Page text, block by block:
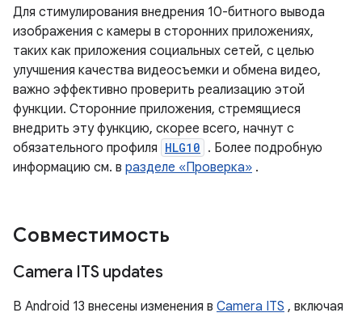
Для стимулирования внедрения 10-битного вывода
изображения с камеры в сторонних приложениях,
таких как приложения социальных сетей, с целью
улучшения качества видеосъемки и обмена видео,
важно эффективно проверить реализацию этой
функции. Сторонние приложения, стремящиеся
внедрить эту функцию, скорее всего, начнут с
обязательного профиля HLG10 . Более подробную
информацию см. в разделе «Проверка» .
Совместимость
Camera ITS updates
В Android 13 внесены изменения в Camera ITS , включая